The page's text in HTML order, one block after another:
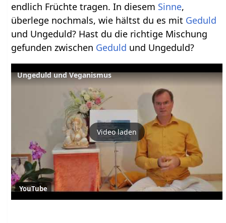
endlich Früchte tragen. In diesem Sinne,
überlege nochmals, wie hältst du es mit Geduld
und Ungeduld? Hast du die richtige Mischung
gefunden zwischen Geduld und Ungeduld?
Ungeduld und Veganismus
Video laden
YouTube